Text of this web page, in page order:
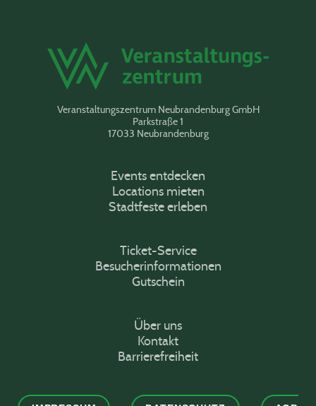
Veranstaltungszentrum Neubrandenburg GmbH
Parkstraße 1
17033 Neubrandenburg
Events entdecken
Locations mieten
Stadtfeste erleben
Ticket-Service
Besucherinformationen
Gutschein
Über uns
Kontakt
Barrierefreiheit